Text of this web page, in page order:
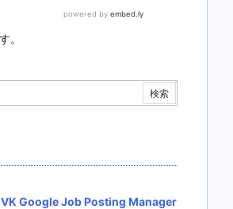
。
VK Google Job Posting Manager